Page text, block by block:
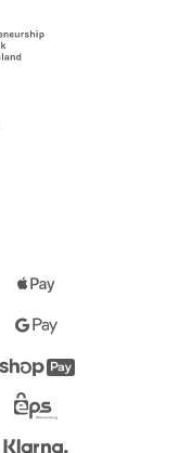
Pay
Google
Pay
Überweisung